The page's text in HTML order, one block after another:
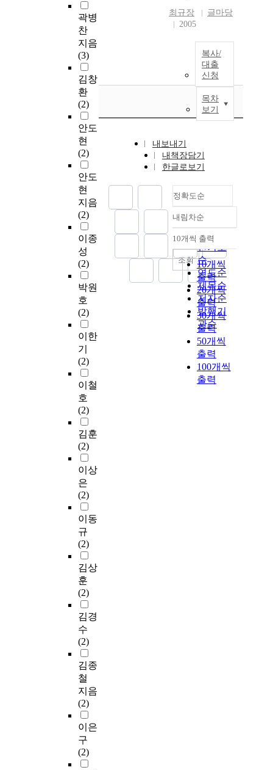
곽병
찬
지음
(3)
김창
환
(2)
안도
현
(2)
안도
현
지음
(2)
이종
성
(2)
박원
호
(2)
이한
기
(2)
이철
호
(2)
김훈
(2)
이상
은
(2)
이동
규
(2)
김상
훈
(2)
김경
수
(2)
김종
철
지음
(2)
이은
구
(2)
최규장
글마당
2005
복사/
대출
신청
목차
보기
내보내기
내책장담기
한글로보기
정확도순
정확도
순
인기도
순
연도순
제목순
저자순
발행기
관순
내림차순
내림차순
10개씩 출력
10개씩
출력
20개씩
출력
30개씩
출력
50개씩
출력
100개씩
출력
조회